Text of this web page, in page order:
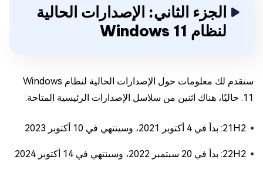
الجزء الثاني: الإصدارات الحالية
لنظام Windows 11
سنقدم لك معلومات حول الإصدارات الحالية لنظام Windows
11. حاليًا، هناك اثنين من سلاسل الإصدارات الرئيسية المتاحة:
21H2: بدأ في 4 أكتوبر 2021، وسينتهي في 10 أكتوبر 2023
22H2: بدأ في 20 سبتمبر 2022، وسينتهي في 14 أكتوبر 2024